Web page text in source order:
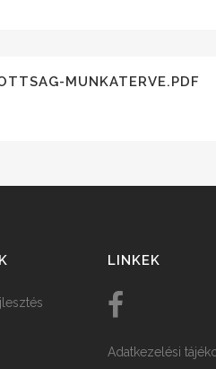
MUNKATERVE.PDF
LINKEK
Adatkezelési